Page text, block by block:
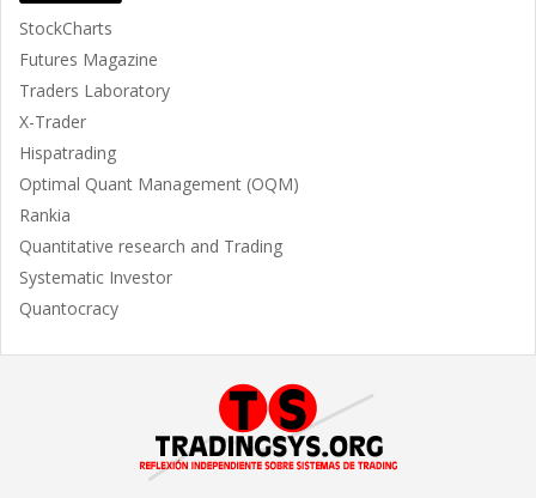
StockCharts
Futures Magazine
Traders Laboratory
X-Trader
Hispatrading
Optimal Quant Management (OQM)
Rankia
Quantitative research and Trading
Systematic Investor
Quantocracy